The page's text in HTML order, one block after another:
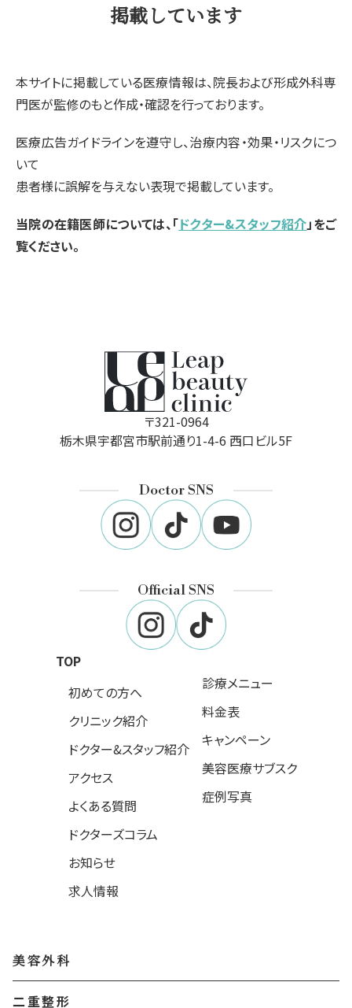
掲載しています
本サイトに掲載している医療情報は、院長および形成外科専
門医が監修のもと作成・確認を行っております。
医療広告ガイドラインを遵守し、治療内容・効果・リスクにつ
いて
患者様に誤解を与えない表現で掲載しています。
当院の在籍医師については、「ドクター&スタッフ紹介」をご
覧ください。
〒321-0964
栃木県宇都宮市駅前通り1-4-6 西口ビル5F
Doctor SNS
Official SNS
TOP
初めての方へ
クリニック紹介
ドクター&スタッフ紹介
アクセス
よくある質問
ドクターズコラム
お知らせ
求人情報
診療メニュー
料金表
キャンペーン
美容医療サブスク
症例写真
美容外科
二重整形